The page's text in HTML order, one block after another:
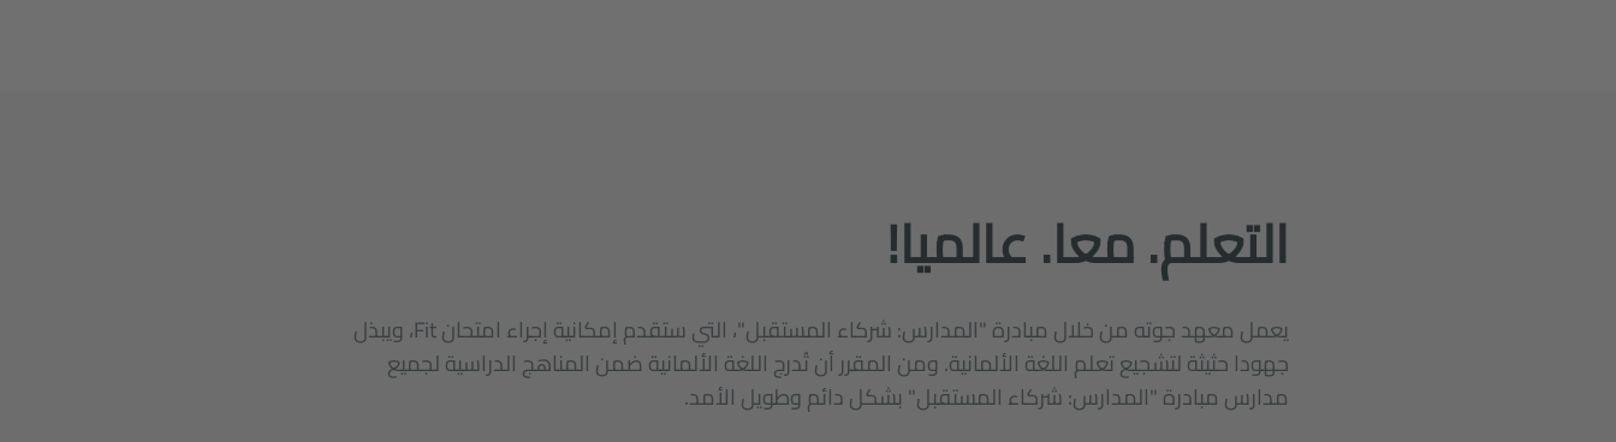
التعلم. معا. عالميا!
يعمل معهد جوته من خلال مبادرة "المدارس: شركاء المستقبل"، التي ستقدم إمكانية إجراء امتحان Fit، ويبذل
جهودا حثيثة لتشجيع تعلم اللغة الألمانية. ومن المقرر أن تُدرج اللغة الألمانية ضمن المناهج الدراسية لجميع
مدارس مبادرة "المدارس: شركاء المستقبل" بشكل دائم وطويل الأمد.